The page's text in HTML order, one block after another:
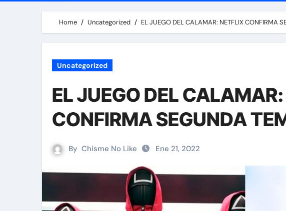
Home Uncategorized EL JUEGO DEL CALAMAR: NETFLIX CONFIRMA
Uncategorized
EL JUEGO DEL
CONFIRMA SEGUNDA
By Chisme No Like Ene 21, 2022